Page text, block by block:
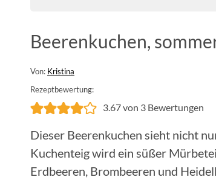
Beerenkuchen,
Von: Kristina
Rezeptbewertung:
3.67von 3 Bewertungen
Dieser Beerenkuchen sieht nicht
Kuchenteig wird ein süßer
Erdbeeren, Brombeeren und